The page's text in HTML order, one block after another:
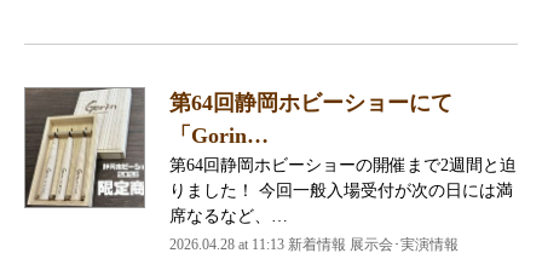
第64回静岡ホビーショーにて
「Gorin…
第64回静岡ホビーショーの開催まで2週間と迫
りました！ 今回一般入場受付が次の日には満
席なるなど、…
2026.04.28 at 11:13 新着情報 展示会･実演情報